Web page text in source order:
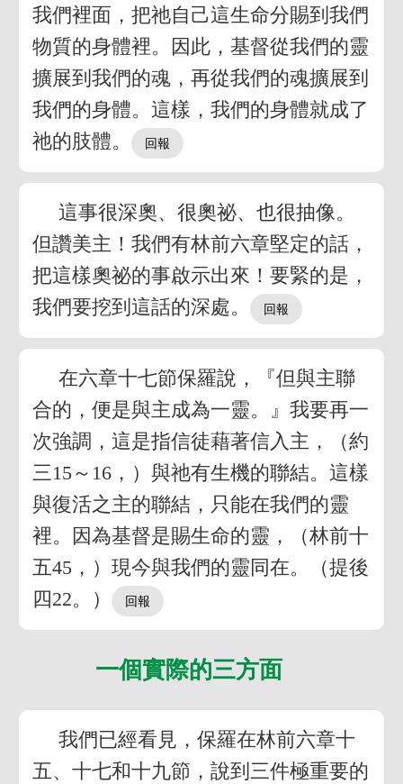
我們裡面，把祂自己這生命分賜到我們
物質的身體裡。因此，基督從我們的靈
擴展到我們的魂，再從我們的魂擴展到
我們的身體。這樣，我們的身體就成了
祂的肢體。
這事很深奧、很奧祕、也很抽像。
但讚美主！我們有林前六章堅定的話，
把這樣奧祕的事啟示出來！要緊的是，
我們要挖到這話的深處。
在六章十七節保羅說，『但與主聯
合的，便是與主成為一靈。』我要再一
次強調，這是指信徒藉著信入主，（約
三15～16，）與祂有生機的聯結。這樣
與復活之主的聯結，只能在我們的靈
裡。因為基督是賜生命的靈，（林前十
五45，）現今與我們的靈同在。（提後
四22。）
一個實際的三方面
我們已經看見，保羅在林前六章十
五、十七和十九節，說到三件極重要的